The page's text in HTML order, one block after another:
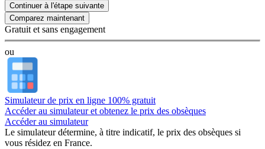
Continuer à l'étape suivante
Gratuit et sans engagement
ou
Simulateur de prix en ligne 100% gratuit
Accéder au simulateur et obtenez le prix des obsèques
Accéder au simulateur
Le simulateurdétermine, à titre indicatif, le prix des obsèques si
vous résidez en France.